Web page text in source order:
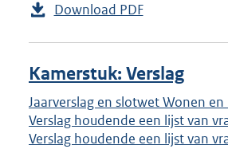
Download PDF
Kamerstuk: Verslag
Jaarverslag en slotwet Wonen
Verslag houdende een lijst van
Verslag houdende een lijst van